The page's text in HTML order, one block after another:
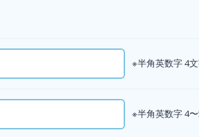
※半角英数字 4
※半角英数字 4